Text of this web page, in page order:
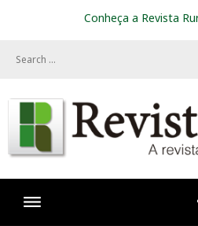
Conheça a Revista